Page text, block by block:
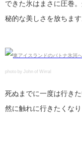
できた氷はまさに圧巻
秘的な美しさを放ちます
photo by John of Wirral
死ぬまでに一度は行き
然に触れに行きたくなり